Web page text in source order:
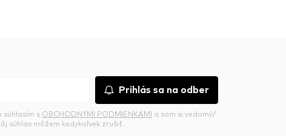
Prihlás sa na odber
súhlasím s OBCHODNÝMI PODMIENKAMI a som si vedomý/
súhlas môžem kedykoľvek zrušiť.